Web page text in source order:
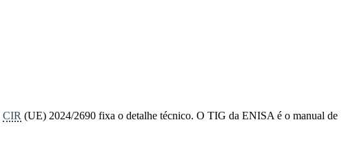
CIR (UE) 2024/2690 fixa o detalhe técnico. O TIG da ENISA é o manual de